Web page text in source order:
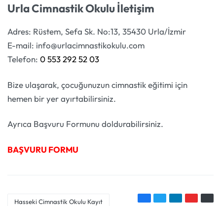
Urla Cimnastik Okulu İletişim
Adres: Rüstem, Sefa Sk. No:13, 35430 Urla/İzmir
E-mail: info@urlacimnastikokulu.com
Telefon: 0 553 292 52 03
Bize ulaşarak, çocuğunuzun cimnastik eğitimi için
hemen bir yer ayırtabilirsiniz.
Ayrıca Başvuru Formunu doldurabilirsiniz.
BAŞVURU FORMU
Hasseki Cimnastik Okulu Kayıt